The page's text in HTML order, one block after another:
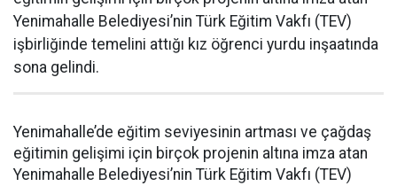
Yenimahalle Belediyesi’nin Türk Eğitim Vakfı (TEV)
işbirliğinde temelini attığı kız öğrenci yurdu inşaatında
sona gelindi.
Yenimahalle’de eğitim seviyesinin artması ve çağdaş
eğitimin gelişimi için birçok projenin altına imza atan
Yenimahalle Belediyesi’nin Türk Eğitim Vakfı (TEV)